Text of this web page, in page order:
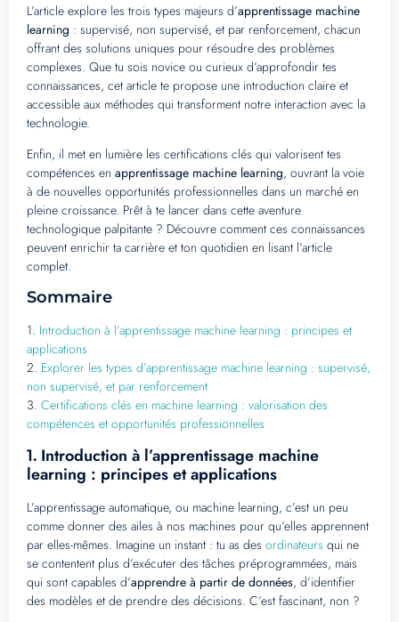
L’article explore les trois types majeurs d’apprentissage machine
learning : supervisé, non supervisé, et par renforcement, chacun
offrant des solutions uniques pour résoudre des problèmes
complexes. Que tu sois novice ou curieux d’approfondir tes
connaissances, cet article te propose une introduction claire et
accessible aux méthodes qui transforment notre interaction avec la
technologie.
Enfin, il met en lumière les certifications clés qui valorisent tes
compétences en apprentissage machine learning, ouvrant la voie
à de nouvelles opportunités professionnelles dans un marché en
pleine croissance. Prêt à te lancer dans cette aventure
technologique palpitante ? Découvre comment ces connaissances
peuvent enrichir ta carrière et ton quotidien en lisant l’article
complet.
Sommaire
1. Introduction à l’apprentissage machine learning : principes et
applications
2. Explorer les types d’apprentissage machine learning : supervisé,
non supervisé, et par renforcement
3. Certifications clés en machine learning : valorisation des
compétences et opportunités professionnelles
1. Introduction à l’apprentissage machine
learning : principes et applications
L’apprentissage automatique, ou machine learning, c’est un peu
comme donner des ailes à nos machines pour qu’elles apprennent
par elles-mêmes. Imagine un instant : tu as des ordinateurs qui ne
se contentent plus d’exécuter des tâches préprogrammées, mais
qui sont capables d’apprendre à partir de données, d’identifier
des modèles et de prendre des décisions. C’est fascinant, non ?